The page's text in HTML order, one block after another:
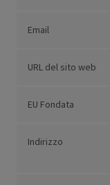
Email
URL del sito web
EU Fondata
Indirizzo